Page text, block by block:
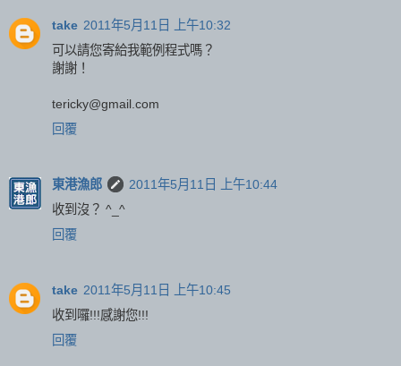
take 2011年5月11日 上午10:32
可以請您寄給我範例程式嗎？
謝謝！
tericky@gmail.com
回覆
東港漁郎
2011年5月11日 上午10:44
收到沒？ ^_^
回覆
take 2011年5月11日 上午10:45
收到囉!!!感謝您!!!
回覆